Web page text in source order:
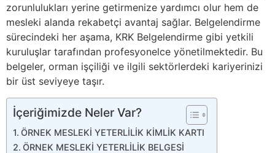
zorunlulukları yerine getirmenize yardımcı olur hem de
mesleki alanda rekabetçi avantaj sağlar. Belgelendirme
sürecindeki her aşama, KRK Belgelendirme gibi yetkili
kuruluşlar tarafından profesyonelce yönetilmektedir. Bu
belgeler, orman işçiliği ve ilgili sektörlerdeki kariyerinizi
bir üst seviyeye taşır.
İçeriğimizde Neler Var?
ÖRNEK MESLEKİ YETERLİLİK KİMLİK KARTI
ÖRNEK MESLEKİ YETERLİLİK BELGESİ